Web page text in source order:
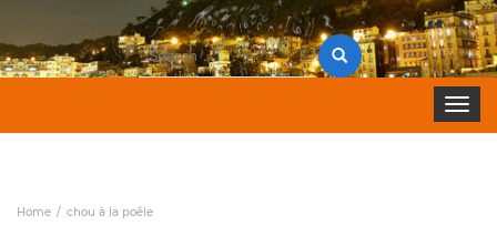
Search
for:
Toggle
Home chou à la poêle